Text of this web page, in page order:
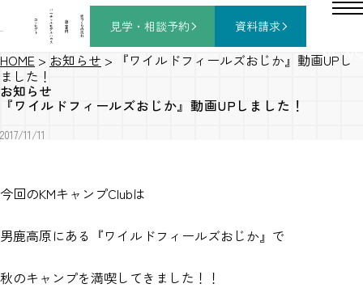
コ
ン
セ
プ
ト
バ
ー
チ
ャ
ル
モ
デ
ル
ハ
ウ
ス
施
工
事
例
家
づ
く
り
の
流
れ
見学・相談予約 資料請求
NEWS
HOME > お知らせ >
『ワイルドフィールズおじか』動画UPし
ました！
お知らせ
『ワイルドフィールズおじか』動画UPしました！
2017/11/11
今回のKMキャンプClubは
男鹿高原にある『ワイルドフィールズおじか』で
秋のキャンプを満喫してきました！！